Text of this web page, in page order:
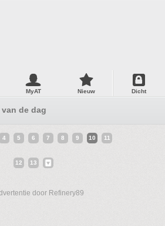
MyAT Nieuw Dicht
de dag
4 5 6 7 8 9 10 11
12 13
door Refinery89